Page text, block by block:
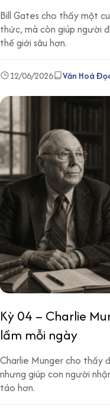
Bill Gates cho thấy một
thức, mà còn giúp người
thế giới sâu hơn.
12/06/2026 Văn Hoá
Kỳ 04 – Charlie
lầm mỗi ngày
Charlie Munger cho thấy
nhưng giúp con người
táo hơn.